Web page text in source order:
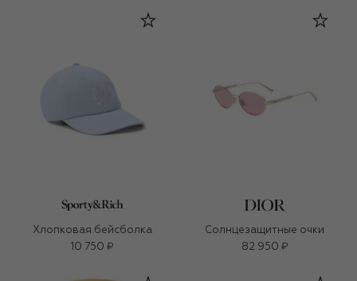
Хлопковая бейсболка
10 750 ₽
Солнцезащитные очки
82 950 ₽